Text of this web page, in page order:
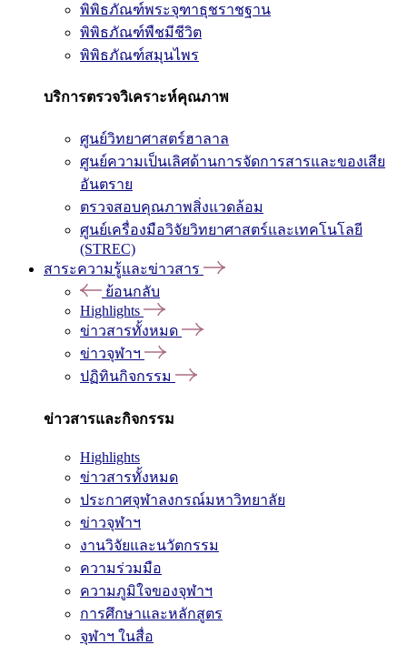
พิพิธภัณฑ์พระจุฑาธุชราชฐาน
พิพิธภัณฑ์พืชมีชีวิต
พิพิธภัณฑ์สมุนไพร
บริการตรวจวิเคราะห์คุณภาพ
ศูนย์วิทยาศาสตร์ฮาลาล
ศูนย์ความเป็นเลิศด้านการจัดการสารและของเสีย
อันตราย
ตรวจสอบคุณภาพสิ่งแวดล้อม
ศูนย์เครื่องมือวิจัยวิทยาศาสตร์และเทคโนโลยี
(STREC)
สาระความรู้และข่าวสาร
ย้อนกลับ
Highlights
ข่าวสารทั้งหมด
ข่าวจุฬาฯ
ปฏิทินกิจกรรม
ข่าวสารและกิจกรรม
Highlights
ข่าวสารทั้งหมด
ประกาศจุฬาลงกรณ์มหาวิทยาลัย
ข่าวจุฬาฯ
งานวิจัยและนวัตกรรม
ความร่วมมือ
ความภูมิใจของจุฬาฯ
การศึกษาและหลักสูตร
จุฬาฯ ในสื่อ